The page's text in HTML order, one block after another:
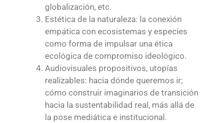
globalización, etc.
Estética de la naturaleza: la conexión
empática con ecosistemas y especies
como forma de impulsar una ética
ecológica de compromiso ideológico.
Audiovisuales propositivos, utopías
realizables: hacia dónde queremos ir;
cómo construir imaginarios de transición
hacia la sustentabilidad real, más allá de
la pose mediática e institucional.